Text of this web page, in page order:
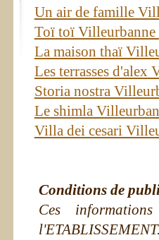
Un air de famille
Toï toï Villeurbanne
La maison thaï
Les terrasses d'alex
Storia nostra
Le shimla
Villa dei cesari
Conditions de
Ces